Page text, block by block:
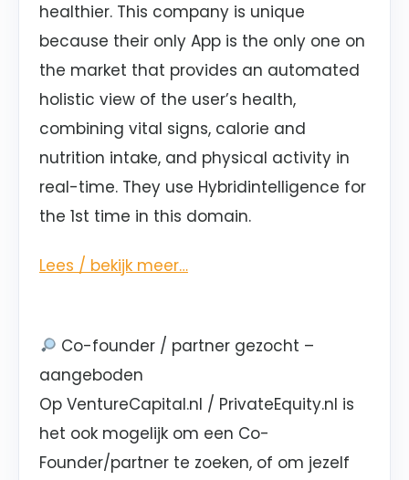
healthier. This company is unique
because their only App is the only one on
the market that provides an automated
holistic view of the user’s health,
combining vital signs, calorie and
nutrition intake, and physical activity in
real-time. They use Hybridintelligence for
the 1st time in this domain.
Lees / bekijk meer…
Co-founder / partner gezocht –
aangeboden
Op VentureCapital.nl / PrivateEquity.nl is
het ook mogelijk om een Co-
Founder/partner te zoeken, of om jezelf